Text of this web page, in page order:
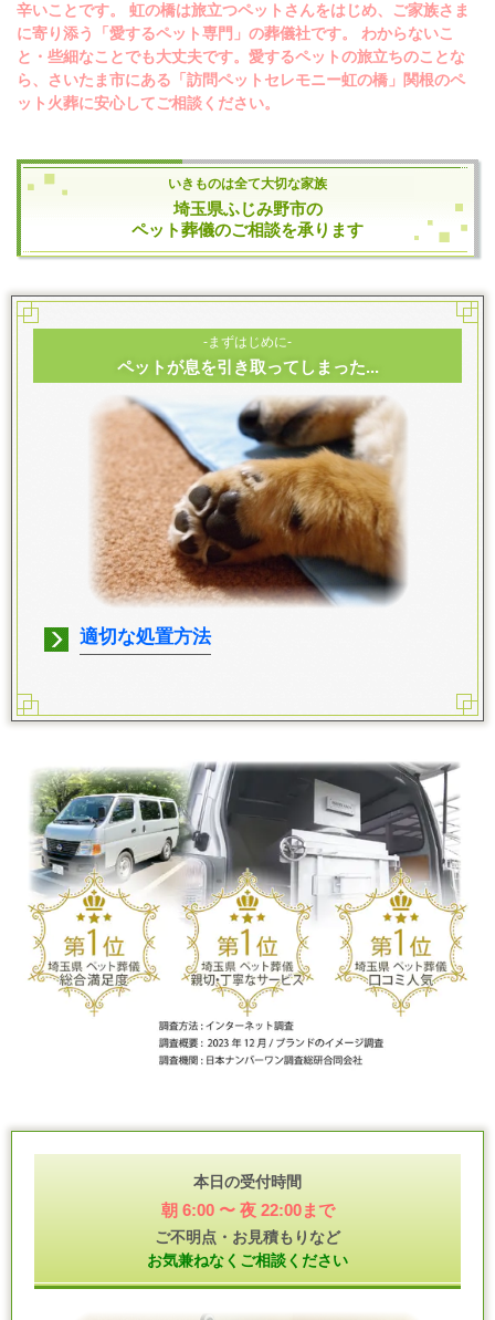
辛いことです。 虹の橋は旅立つペットさんをはじめ、ご家族さま
に寄り添う「愛するペット専門」の葬儀社です。 わからないこ
と・些細なことでも大丈夫です。愛するペットの旅立ちのことな
ら、さいたま市にある「訪問ペットセレモニー虹の橋」関根のペ
ット火葬に安心してご相談ください。
いきものは全て大切な家族
埼玉県ふじみ野市の
ペット葬儀のご相談を承ります
-まずはじめに-
ペットが息を引き取ってしまった...
適切な処置方法
本日の受付時間
朝 6:00 〜 夜 22:00まで
ご不明点・お見積もりなど
お気兼ねなくご相談ください